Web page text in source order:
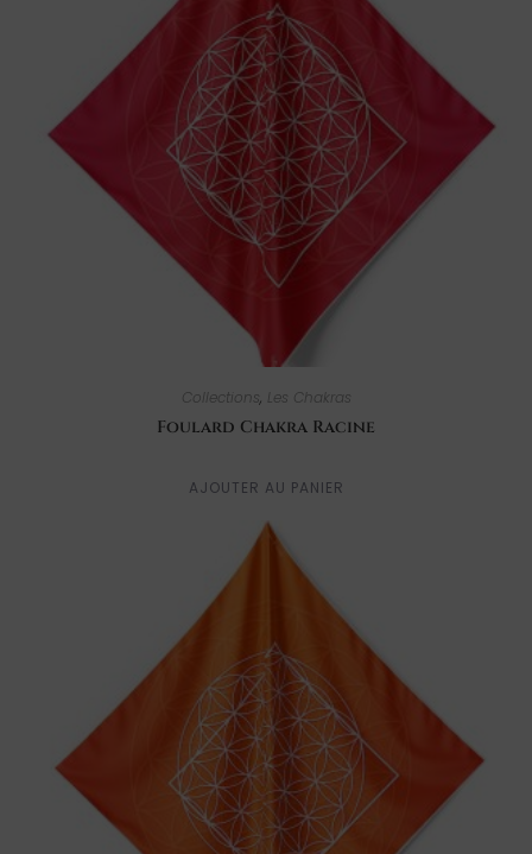
Collections, Les Chakras
Foulard Chakra Racine
AJOUTER AU PANIER